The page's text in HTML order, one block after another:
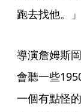
跑去找他。」
導演詹姆斯
會聽一些
一個有點怪